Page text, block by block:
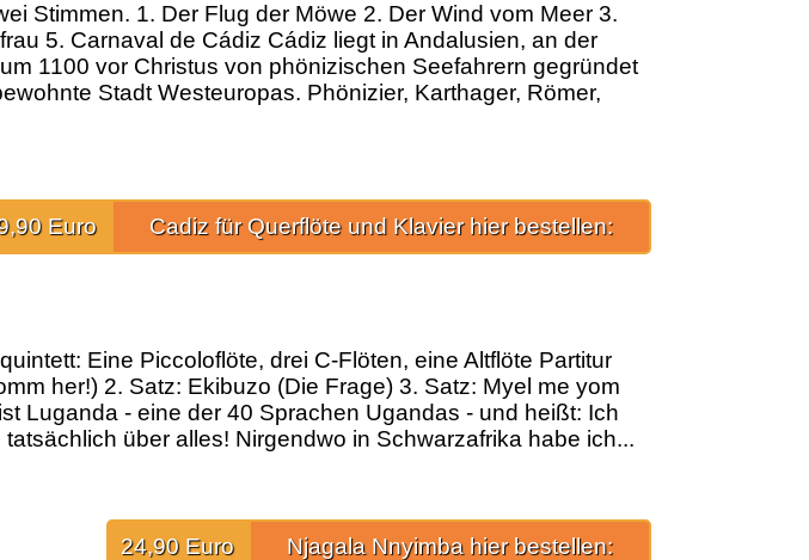
Stimmen. 1. Der Flug der Möwe 2. Der Wind vom Meer 3.
5. Carnaval de Cádiz Cádiz liegt in Andalusien, an der
1100 vor Christus von phönizischen Seefahrern gegründet
Stadt Westeuropas. Phönizier, Karthager, Römer,
Cadiz für Querflöte und Klavier hier bestellen:
Euro
Eine Piccoloflöte, drei C-Flöten, eine Altflöte Partitur
her!) 2. Satz: Ekibuzo (Die Frage) 3. Satz: Myel me yom
Luganda - eine der 40 Sprachen Ugandas - und heißt: Ich
über alles! Nirgendwo in Schwarzafrika habe ich...
Njagala Nnyimba hier bestellen:
24,90 Euro